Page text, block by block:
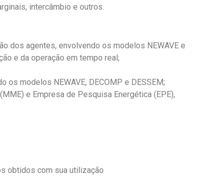
intercâmbio e outros.
dos agentes, envolvendo os modelos NEWAVE e
e da operação em tempo real;
modelos NEWAVE, DECOMP e DESSEM;
e Empresa de Pesquisa Energética (EPE),
obtidos com sua utilização